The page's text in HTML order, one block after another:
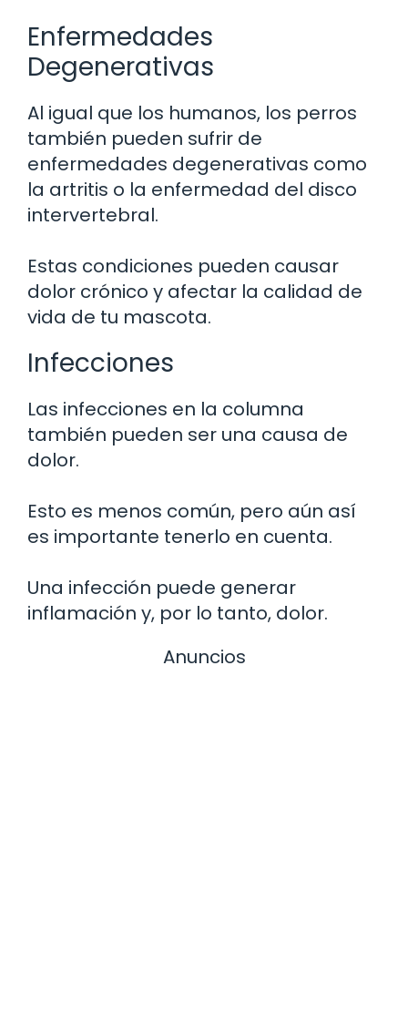
Enfermedades
Degenerativas
Al igual que los humanos, los perros
también pueden sufrir de
enfermedades degenerativas como
la artritis o la enfermedad del disco
intervertebral.
Estas condiciones pueden causar
dolor crónico y afectar la calidad de
vida de tu mascota.
Infecciones
Las infecciones en la columna
también pueden ser una causa de
dolor.
Esto es menos común, pero aún así
es importante tenerlo en cuenta.
Una infección puede generar
inflamación y, por lo tanto, dolor.
Anuncios